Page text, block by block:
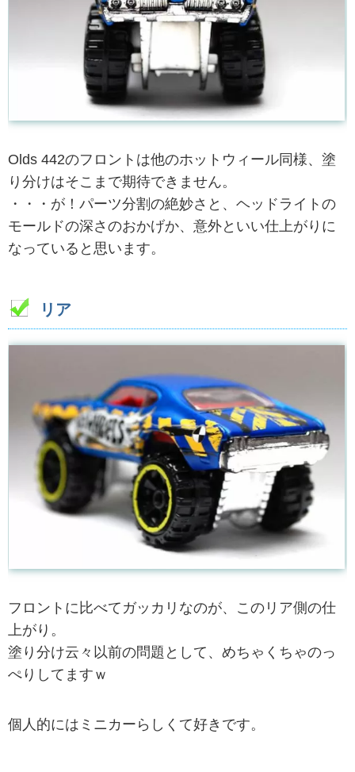
Olds 442のフロントは他のホットウィール同様、塗
り分けはそこまで期待できません。
・・・が！パーツ分割の絶妙さと、ヘッドライトの
モールドの深さのおかげか、意外といい仕上がりに
なっていると思います。
リア
フロントに比べてガッカリなのが、このリア側の仕
上がり。
塗り分け云々以前の問題として、めちゃくちゃのっ
ぺりしてますｗ
個人的にはミニカーらしくて好きです。